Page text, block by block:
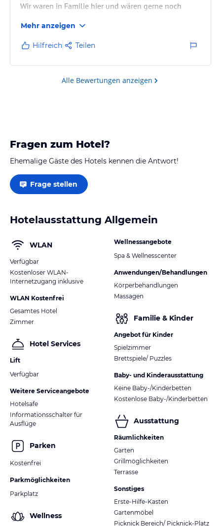
Wir waren in Familie hier und wären gerne noch
haben wir erlebt .
Eins meiner Kinder war in einen Tinyhaus
untergebracht,mit Hund 🐕 einfach super und
gemütlich.
Lieben Dank für die schöne Zeit bei Ihnen.Wir
Mehr anzeigen
Hilfreich Teilen
Alle Bewertungen anzeigen
Fragen zum Hotel?
Ehemalige Gäste des Hotels kennen die Antwort!
Frage stellen
Hotelausstattung Allgemein
WLAN
Verfügbar
Kostenloser WLAN-
Internetzugang inklusive
WLAN Kostenfrei
Gesamtes Hotel
Zimmer
Hotel Services
Lift
Verfügbar
Weitere Serviceangebote
Hotelsafe
Informationsschalter für
Ausflüge
Parken
Kostenfrei
Parkmöglichkeiten
Parkplatz
Wellness
Wellnessangebote
Spa & Wellnesscenter
Anwendungen/Behandlungen
Körperbehandlungen
Massagen
Familie & Kinder
Angebot für Kinder
Spielzimmer
Brettspiele/ Puzzles
Baby- und Kinderausstattung
Keine Baby-/Kinderbetten
Kostenlose Baby-/Kinderbetten
Ausstattung
Räumlichkeiten
Garten
Grillmöglichkeiten
Terrasse
Sonstiges
Erste-Hilfe-Kasten
Gartenmöbel
Picknick Bereich/ Picknick-Platz